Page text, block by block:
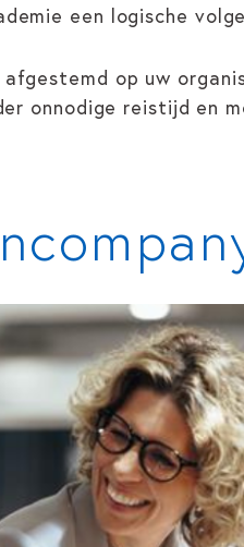
een logische
op uw
onnodige reistijd en